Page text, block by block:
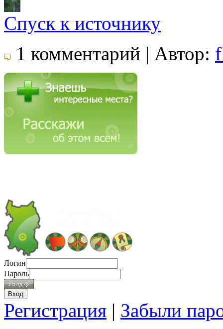
Спуск к источнику
1 комментарий | Автор:
Логин
Пароль
Регистрация | Забыли